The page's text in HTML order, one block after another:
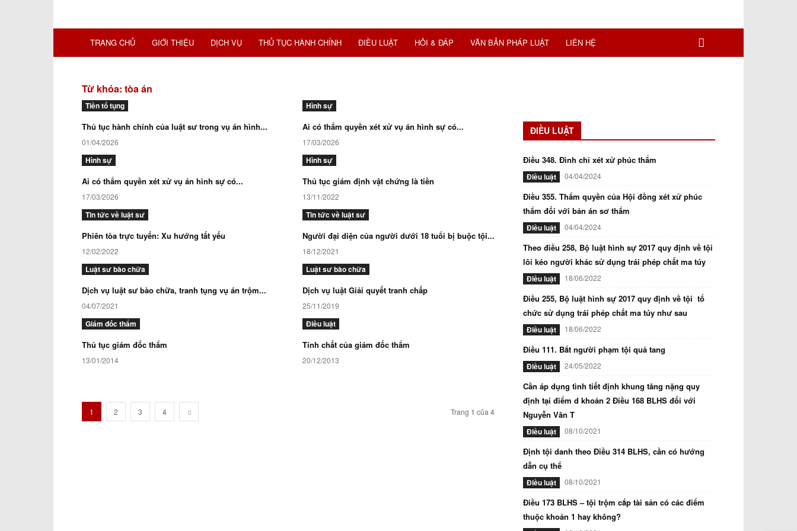
TRANG CHỦ GIỚI THIỆU DỊCH VỤ THỦ TỤC HÀNH CHÍNH ĐIỀU LUẬT HỎI & ĐÁP VĂN BẢN PHÁP LUẬT LIÊN HỆ
Từ khóa: tòa án
Tiền tố tụng
Thủ tục hành chính của luật sư trong vụ án hình...
01/04/2026
Hình sự
Ai có thẩm quyền xét xử vụ án hình sự có...
17/03/2026
Hình sự
Ai có thẩm quyền xét xử vụ án hình sự có...
17/03/2026
Hình sự
Thủ tục giám định vật chứng là tiền
13/11/2022
Tin tức về luật sư
Phiên tòa trực tuyến: Xu hướng tất yếu
12/02/2022
Tin tức về luật sư
Người đại diện của người dưới 18 tuổi bị buộc tội...
18/12/2021
Luật sư bào chữa
Dịch vụ luật sư bào chữa, tranh tụng vụ án trộm...
04/07/2021
Luật sư bào chữa
Dịch vụ luật Giải quyết tranh chấp
25/11/2019
Giám đốc thẩm
Thủ tục giám đốc thẩm
13/01/2014
Điều luật
Tính chất của giám đốc thẩm
20/12/2013
1 2 3 4 Trang 1 của 4
ĐIỀU LUẬT
Điều 348. Đình chỉ xét xử phúc thẩm
Điều luật 04/04/2024
Điều 355. Thẩm quyền của Hội đồng xét xử phúc
thẩm đối với bản án sơ thẩm
Điều luật 04/04/2024
Theo điều 258, Bộ luật hình sự 2017 quy định về tội
lôi kéo người khác sử dụng trái phép chất ma túy
Điều luật 18/06/2022
Điều 255, Bộ luật hình sự 2017 quy định về tội tổ
chức sử dụng trái phép chất ma túy như sau
Điều luật 18/06/2022
Điều 111. Bắt người phạm tội quả tang
Điều luật 24/05/2022
Cần áp dụng tình tiết định khung tăng nặng quy
định tại điểm d khoản 2 Điều 168 BLHS đối với
Nguyễn Văn T
Điều luật 08/10/2021
Định tội danh theo Điều 314 BLHS, cần có hướng
dẫn cụ thể
Điều luật 08/10/2021
Điều 173 BLHS – tội trộm cắp tài sản có các điểm
thuộc khoản 1 hay không?